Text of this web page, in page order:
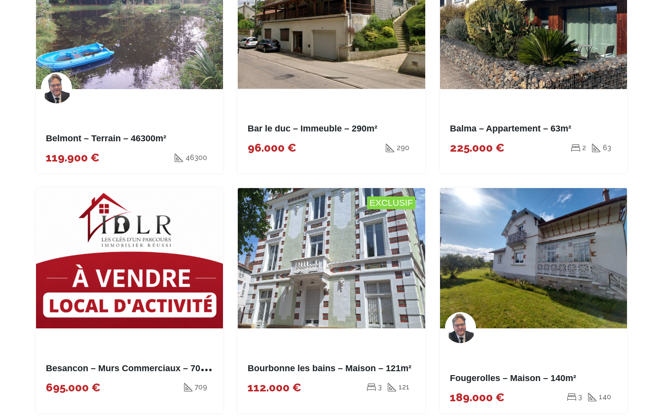
Belmont – Terrain – 46300m²
119.900 € 46300
Bar le duc – Immeuble – 290m²
96.000 € 290
Balma – Appartement – 63m²
225.000 € 2 63
B
esancon – Murs Commerciaux – 709m²
695.000 € 709
EXCLUSIF
Bourbonne les bains – Maison – 121m²
112.000 € 3 121
Fougerolles – Maison – 140m²
189.000 € 3 140